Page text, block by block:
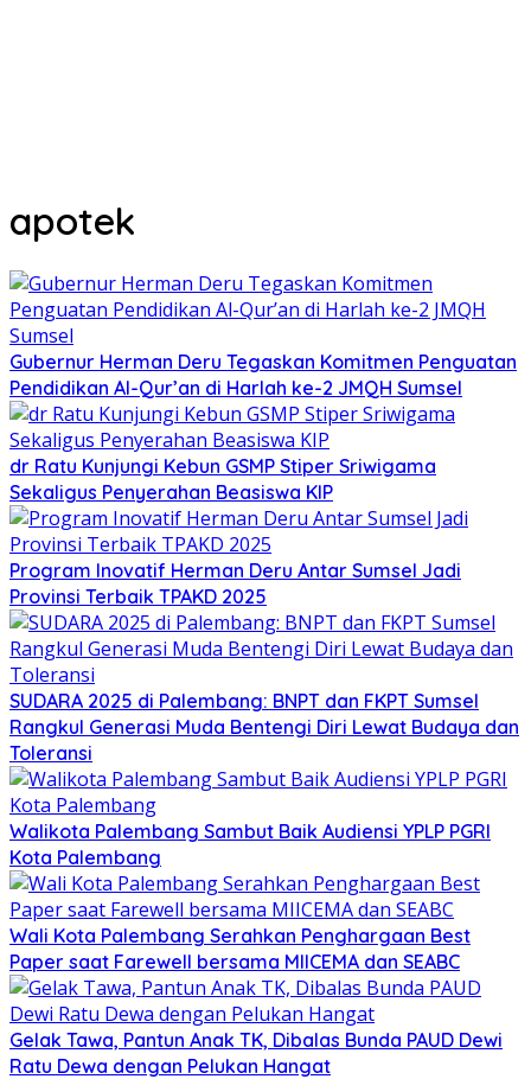
apotek
Gubernur Herman Deru Tegaskan Komitmen Penguatan
Pendidikan Al-Qur’an di Harlah ke-2 JMQH Sumsel
dr Ratu Kunjungi Kebun GSMP Stiper Sriwigama
Sekaligus Penyerahan Beasiswa KIP
Program Inovatif Herman Deru Antar Sumsel Jadi
Provinsi Terbaik TPAKD 2025
SUDARA 2025 di Palembang: BNPT dan FKPT Sumsel
Rangkul Generasi Muda Bentengi Diri Lewat Budaya dan
Toleransi
Walikota Palembang Sambut Baik Audiensi YPLP PGRI
Kota Palembang
Wali Kota Palembang Serahkan Penghargaan Best
Paper saat Farewell bersama MIICEMA dan SEABC
Gelak Tawa, Pantun Anak TK, Dibalas Bunda PAUD Dewi
Ratu Dewa dengan Pelukan Hangat